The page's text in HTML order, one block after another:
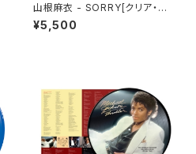
山根麻衣 - SORRY[クリア・ブ
ルー・ヴァイナル](LP)
¥5,500